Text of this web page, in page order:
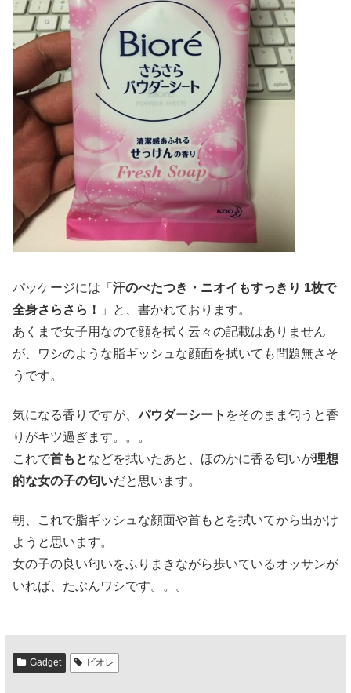
パッケージには「 汗のべたつき・ニオイもすっきり 1枚で
全身さらさら！
」と、書かれております。
あくまで女子用なので顔を拭く云々の記載はありません
が、ワシのような脂ギッシュな顔面を拭いても問題無さそ
うです。
気になる香りですが、パウダーシート をそのまま匂うと香
りがキツ過ぎます。。。
これで首もとなどを拭いたあと、ほのかに香る匂いが理想
的な女の子の匂いだと思います。
朝、これで脂ギッシュな顔面や首もとを拭いてから出かけ
ようと思います。
女の子の良い匂いをふりまきながら歩いているオッサンが
いれば、たぶんワシです。。。
Gadget ビオレ